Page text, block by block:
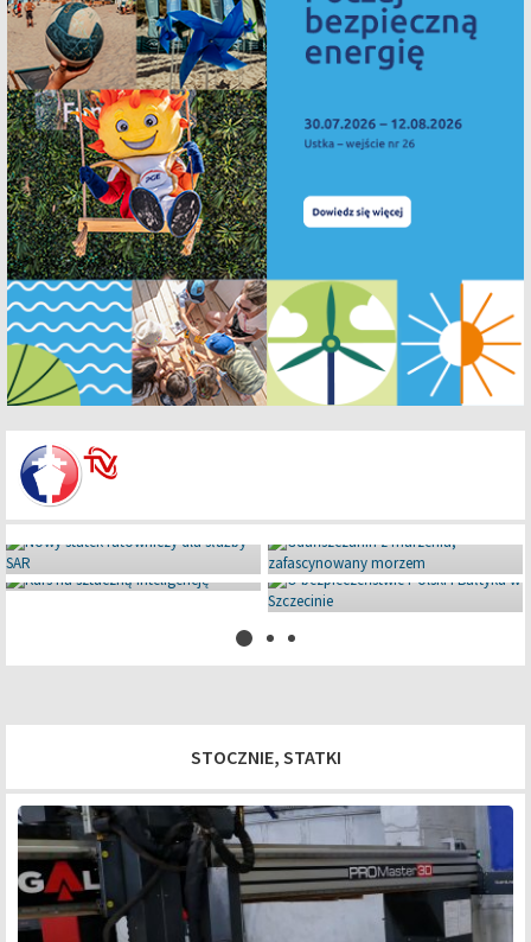
Miniaturowe giganty pod Iławą
08 lipca 2026
STOCZNIE, STATKI